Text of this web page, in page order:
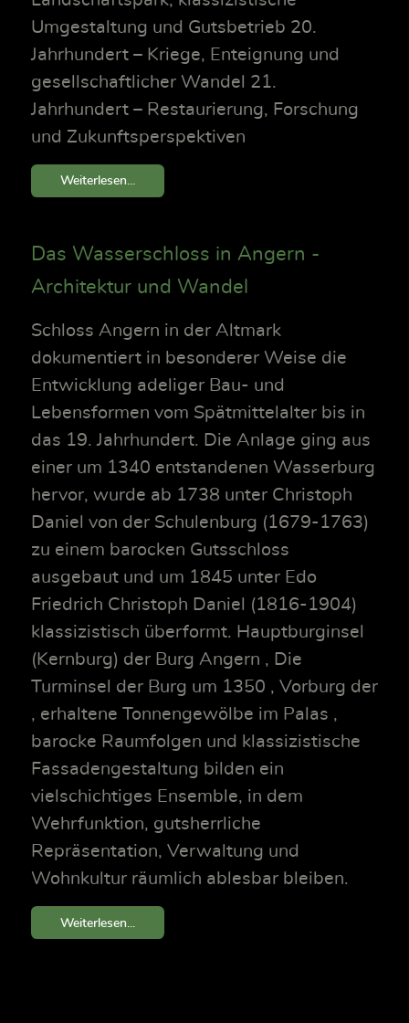
Umgestaltung und Gutsbetrieb 20.
Jahrhundert – Kriege, Enteignung und
gesellschaftlicher Wandel 21.
Jahrhundert – Restaurierung, Forschung
und Zukunftsperspektiven
Weiterlesen...
Das Wasserschloss in Angern -
Architektur und Wandel
Schloss Angern in der Altmark
dokumentiert in besonderer Weise die
Entwicklung adeliger Bau- und
Lebensformen vom Spätmittelalter bis in
das 19. Jahrhundert. Die Anlage ging aus
einer um 1340 entstandenen Wasserburg
hervor, wurde ab 1738 unter Christoph
Daniel von der Schulenburg (1679-1763)
zu einem barocken Gutsschloss
ausgebaut und um 1845 unter Edo
Friedrich Christoph Daniel (1816-1904)
klassizistisch überformt. Hauptburginsel
(Kernburg) der Burg Angern , Die
Turminsel der Burg um 1350 , Vorburg der
, erhaltene Tonnengewölbe im Palas ,
barocke Raumfolgen und klassizistische
Fassadengestaltung bilden ein
vielschichtiges Ensemble, in dem
Wehrfunktion, gutsherrliche
Repräsentation, Verwaltung und
Wohnkultur räumlich ablesbar bleiben.
Weiterlesen...